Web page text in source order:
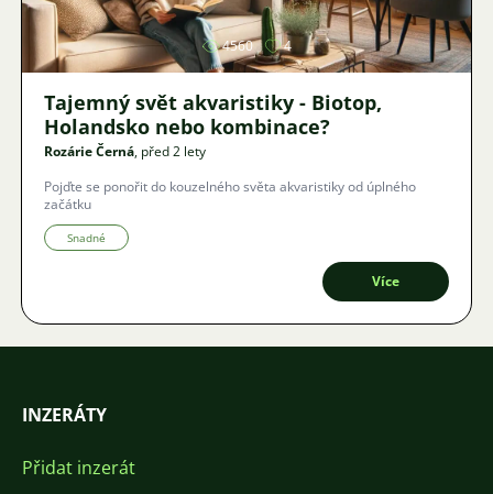
4560 4
Tajemný svět akvaristiky - Biotop,
Holandsko nebo kombinace?
Rozárie Černá, před 2 lety
Pojďte se ponořit do kouzelného světa akvaristiky od úplného
začátku
Snadné
Více
INZERÁTY
Přidat inzerát